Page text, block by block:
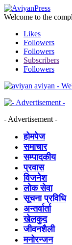
Welcome to the
Likes
Followers
Followers
Subscribers
Followers
aviyan -
- Advertisement -
होमपेज
समाचार
सम्पादकीय
प्रवास
विजनेश
लोक सेवा
सूचना प्रविधि
अन्तर्वार्ता
खेलकुद
जीवनशैली
मनोरन्जन